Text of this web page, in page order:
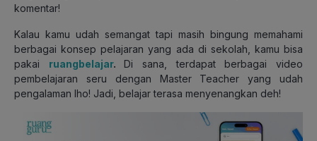
komentar!
Kalau kamu udah semangat tapi masih bingung memahami
berbagai konsep pelajaran yang ada di sekolah, kamu bisa
pakai ruangbelajar. Di sana, terdapat berbagai video
pembelajaran seru dengan Master Teacher yang udah
pengalaman lho! Jadi, belajar terasa menyenangkan deh!